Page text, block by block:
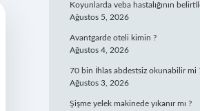
Koyunlarda veba hastalığının
Ağustos 5, 2026
Avantgarde oteli kimin ?
Ağustos 4, 2026
70 bin İhlas abdestsiz okunabilir mi
Ağustos 3, 2026
Şişme yelek makinede yıkanır mı ?